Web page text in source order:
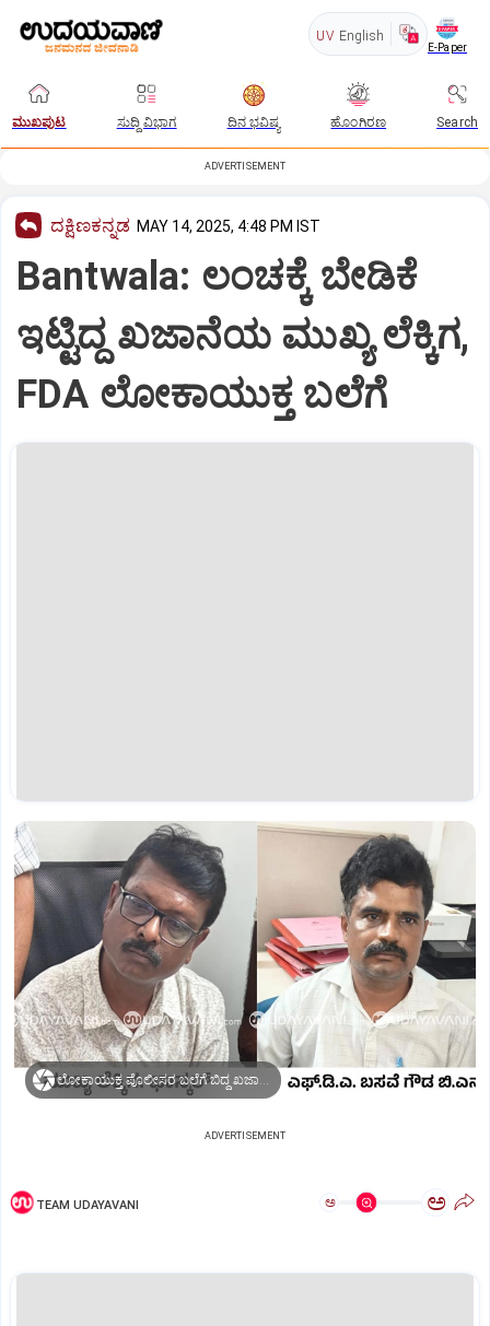
UV English
E-Paper
ಮುಖಪುಟ ಸುದ್ದಿ ವಿಭಾಗ ದಿನ ಭವಿಷ್ಯ ಹೊಂಗಿರಣ Search
ADVERTISEMENT
ದಕ್ಷಿಣಕನ್ನಡ MAY 14, 2025, 4:48 PM IST
Bantwala: ಲಂಚಕ್ಕೆ ಬೇಡಿಕೆ
ಇಟ್ಟಿದ್ದ ಖಜಾನೆಯ ಮುಖ್ಯ ಲೆಕ್ಕಿಗ,
FDA ಲೋಕಾಯುಕ್ತ ಬಲೆಗೆ
ADVERTISEMENT
TEAM UDAYAVANI ಅ ಅ